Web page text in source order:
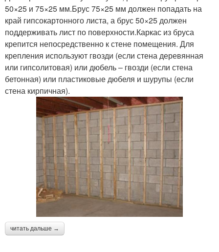
50×25 и 75×25 мм.Брус 75×25 мм должен попадать на
край гипсокартонного листа, а брус 50×25 должен
поддерживать лист по поверхности.Каркас из бруса
крепится непосредственно к стене помещения. Для
крепления используют гвозди (если стена деревянная
или гипсолитовая) или дюбель – гвозди (если стена
бетонная) или пластиковые дюбеля и шурупы (если
стена кирпичная).
читать дальше →